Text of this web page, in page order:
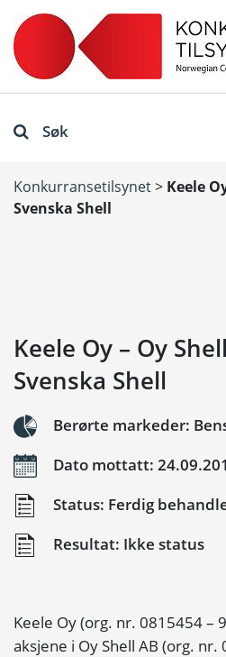
Søk
Konkurransetilsynet> Keele
Svenska Shell
Keele Oy – Oy
Svenska Shell
Berørte markeder:
Dato mottatt:
Status: Ferdig
Resultat: Ikke status
Keele Oy (org. nr. 0815454 –
aksjene i Oy Shell AB (org. nr.